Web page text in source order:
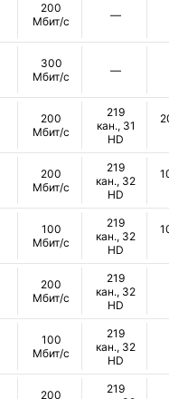
200
Мбит/с
—
300
Мбит/с
—
200
Мбит/с
219
кан., 31
HD
200
Мбит/с
219
кан., 32
HD
100
Мбит/с
219
кан., 32
HD
200
Мбит/с
219
кан., 32
HD
100
Мбит/с
219
кан., 32
HD
200
219